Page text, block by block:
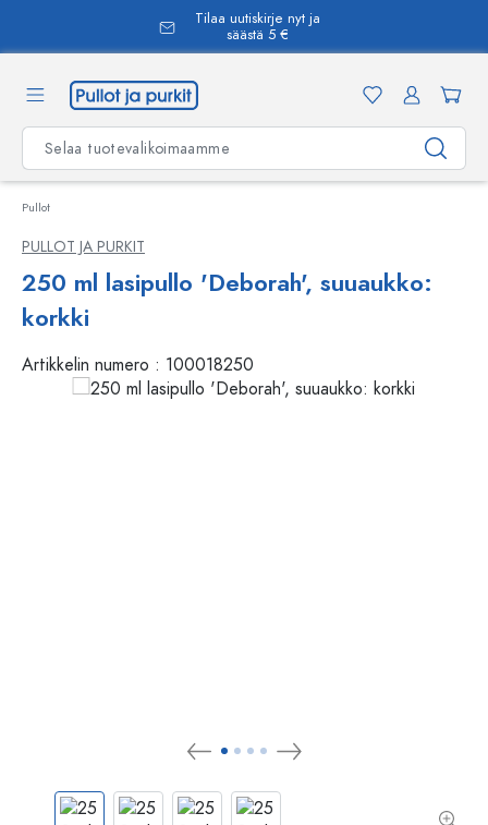
Tilaa uutiskirje nyt ja
säästä 5 €
Pullot
PULLOT JA PURKIT
250 ml lasipullo 'Deborah', suuaukko:
korkki
Artikkelin numero : 100018250